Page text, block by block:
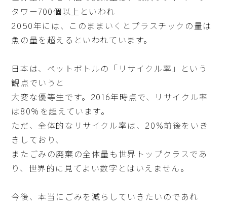
タワー700個以上といわれ
2050年には、このままいくとプラスチックの量は
魚の量を超えるといわれています。
日本は、ペットボトルの「リサイクル率」という
観点でいうと
大変な優等生です。2016年時点で、リサイクル率
は80％を超えています。
ただ、全体的なリサイクル率は、20%前後をいき
きしており、
またごみの廃棄の全体量も世界トップクラスであ
り、世界的に見てよい数字とはいえません。
今後、本当にごみを減らしていきたいのであれ